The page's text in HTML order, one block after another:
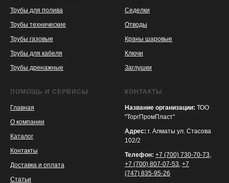
KASPI
SATU
WILDBERRIES
Трубы для полива
Трубы технические
Трубы газовые
Трубы для кабеля
Трубы дренажные
Седелки
Отводы
Краны шаровые
Ключи
Заглушки
ПОМОЩЬ И СЕРВИСЫ
Главная
О компании
Каталог
Контакты
Доставка и оплата
Статьи
КОНТАКТЫ
Название организации: ТОО
"ТоргПромПласт"
Адрес: г. Алматы ул. Стасова
102/2
Телефон: +7 (700) 730-70-73,
+7 (700) 807-07-53, +7
(747) 835-95-26